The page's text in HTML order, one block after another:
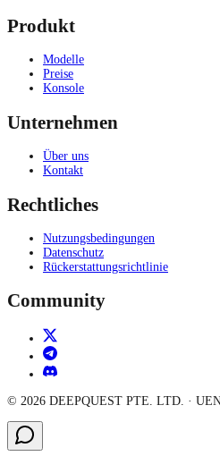
Produkt
Modelle
Preise
Konsole
Unternehmen
Über uns
Kontakt
Rechtliches
Nutzungsbedingungen
Datenschutz
Rückerstattungsrichtlinie
Community
© 2026 DEEPQUEST PTE. LTD. ·